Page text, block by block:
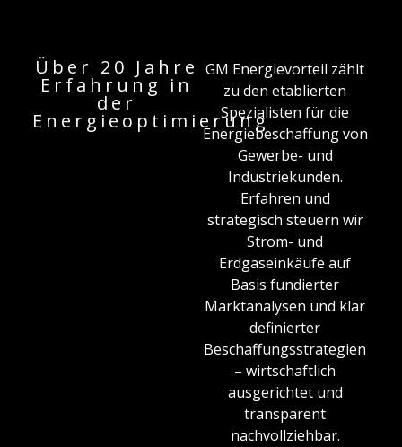
Über 20 Jahre
Erfahrung in
der
Energieoptimierung
GM Energievorteil zählt
zu den etablierten
Spezialisten für die
Energiebeschaffung von
Gewerbe- und
Industriekunden.
Erfahren und
strategisch steuern wir
Strom- und
Erdgaseinkäufe auf
Basis fundierter
Marktanalysen und klar
definierter
Beschaffungsstrategien
– wirtschaftlich
ausgerichtet und
transparent
nachvollziehbar.